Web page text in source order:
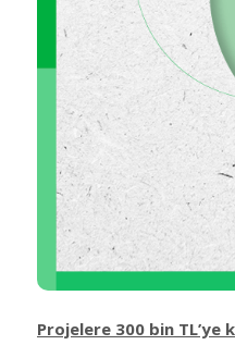
Projelere 300 bin TL’ye